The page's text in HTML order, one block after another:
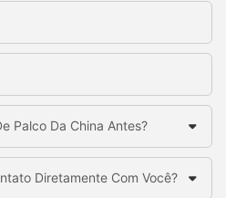
Palco Da China Antes?
Diretamente Com Você?